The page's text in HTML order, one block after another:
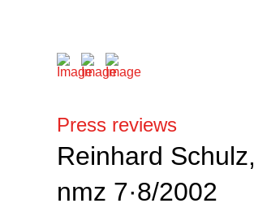
Press reviews
Reinhard Schulz,
nmz 7·8/2002